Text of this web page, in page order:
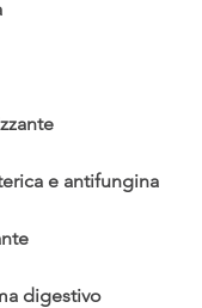
e antifungina
digestivo